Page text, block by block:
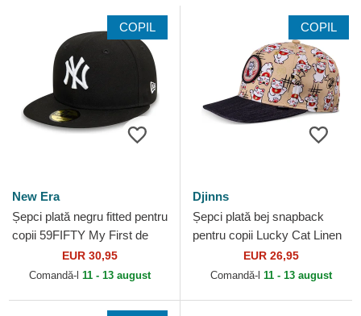
COPIL
New Era
Șepci plată negru fitted pentru
copii 59FIFTY My First de
New York Yankees MLB de
New Era
EUR 30,95
Comandă-l 11 - 13 august
COPIL
Djinns
Șepci plată bej snapback
pentru copii Lucky Cat Linen
EUR 26,95
Comandă-l 11 - 13 august